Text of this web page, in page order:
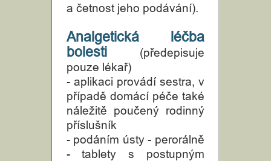
a četnost jeho podávání).
Analgetická léčba
bolesti(předepisuje
pouze lékař)
- aplikaci provádí sestra, v
případě domácí péče také
náležitě poučený rodinný
příslušník
- podáním ústy - perorálně
- tablety s postupným